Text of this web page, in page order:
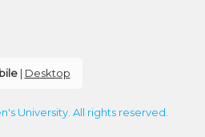
| Desktop
University. All rights reserved.